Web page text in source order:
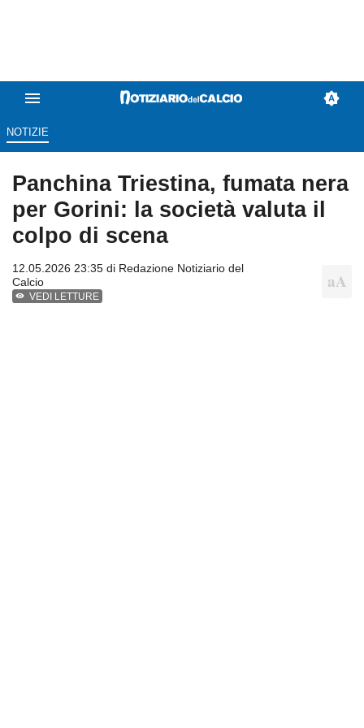
NOTIZIE
Panchina Triestina, fumata nera
per Gorini: la società valuta il
colpo di scena
12.05.2026 23:35 di Redazione Notiziario del
Calcio
VEDI LETTURE